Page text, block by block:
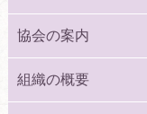
協会の案内
組織の概要